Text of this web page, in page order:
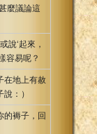
麼議論這
說‘起來，
容易呢？
在地上有赦
：）
的褥子，回